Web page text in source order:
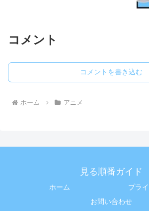
コメント
コメントを書き込む
ホーム アニメ
見る順番ガイド
ホーム
プラ
お問い合わせ